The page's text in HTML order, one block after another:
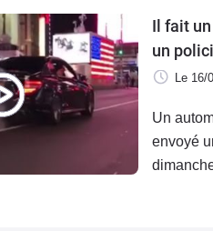
Il fait
un
Le 16/
Un
envoyé